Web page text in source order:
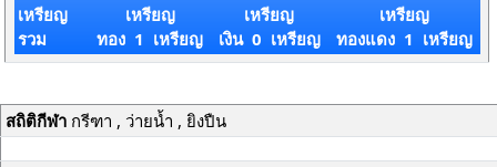
เหรียญ
รวม
เหรียญ
ทอง 1 เหรียญ
เหรียญ
เงิน 0 เหรียญ
เหรียญ
ทองแดง 1 เหรียญ
สถิติกีฬากรีฑา , ว่ายน้ำ , ยิงปืน